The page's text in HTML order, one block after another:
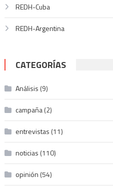
REDH-Cuba
REDH-Argentina
CATEGORÍAS
Análisis (9)
campaña(2)
entrevistas (11)
noticias (110)
opinión (54)